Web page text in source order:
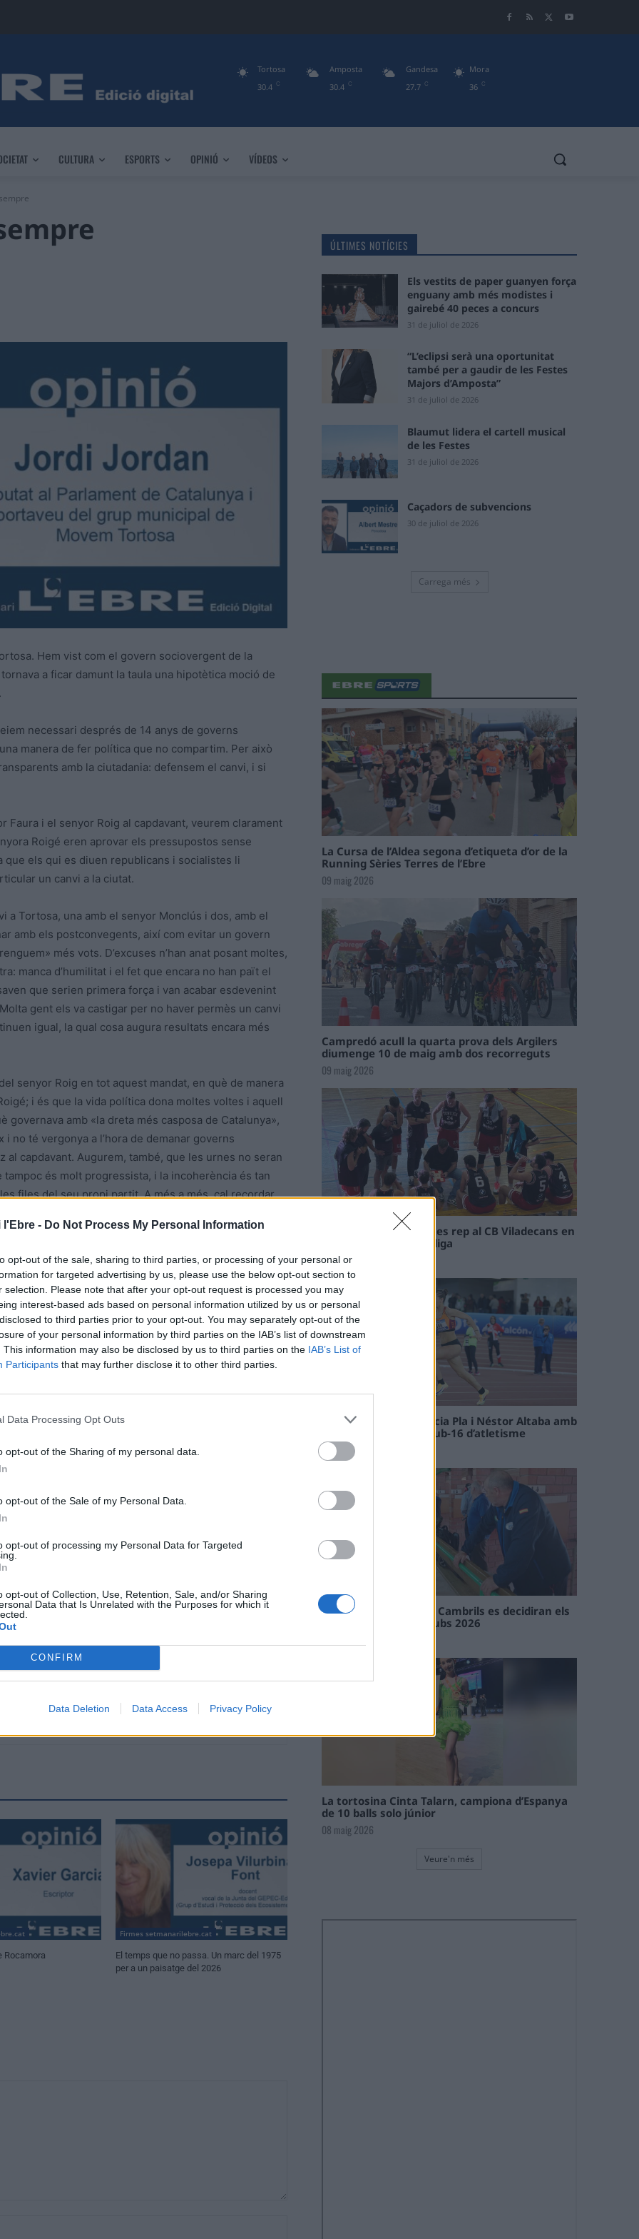
l'Ebre - Do Not Process My Personal Information
opt-out of the sale, sharing to third parties, or processing of your personal or
for targeted advertising by us, please use the below opt-out section to
selection. Please note that after your opt-out request is processed you may
interest-based ads based on personal information utilized by us or personal
to third parties prior to your opt-out. You may separately opt-out of the
of your personal information by third parties on the IAB’s list of downstream
This information may also be disclosed by us to third parties on the IAB’s List of
Participants that may further disclose it to other third parties.
Data Processing Opt Outs
opt-out of the Sharing of my personal data.
opt-out of the Sale of my Personal Data.
opt-out of processing my Personal Data for Targeted
opt-out of Collection, Use, Retention, Sale, and/or Sharing
Data that Is Unrelated with the Purposes for which it
CONFIRM
Data Deletion Data Access Privacy Policy
30.4 C
Tortosa
30.4 C
Amposta
27.7 C
Gandesa
36 C
Mora
CULTURA ESPORTS OPINIÓ VÍDEOS
Hem vist com el govern sociovergent de la
a ficar damunt la taula una hipotètica moció de
necessari després de 14 anys de governs
manera de fer política que no compartim. Per això
amb la ciutadania: defensem el canvi, i si
Faura i el senyor Roig al capdavant, veurem clarament
Roigé eren aprovar els pressupostos sense
que els qui es diuen republicans i socialistes li
un canvi a la ciutat.
a Tortosa, una amb el senyor Monclús i dos, amb el
amb els postconvegents, així com evitar un govern
més vots. D’excuses n’han anat posant moltes,
manca d’humilitat i el fet que encara no han paït el
que serien primera força i van acabar esdevenint
gent els va castigar per no haver permès un canvi
igual, la qual cosa augura resultats encara més
senyor Roig en tot aquest mandat, en què de manera
i és que la vida política dona moltes voltes i aquell
governava amb «la dreta més casposa de Catalunya»,
i no té vergonya a l’hora de demanar governs
al capdavant. Augurem, també, que les urnes no seran
és molt progressista, i la incoherència és tan
files del seu propi partit. A més a més, cal recordar
quan es van recollir els pitjors resultats dels
de totes les maneres possibles als postconvergents,
campanya, un canvi que no es durà a terme per
amb la ciutadania. Però a Movem Tortosa sabem
lluny. Som l’única força que no para de créixer a les
i humilment, però amb determinació, estem
encara més força per aconseguir definitivament el
d’amagat pugui aturar més.
Article següent
Rocamora
Firmes setmanarilebre.cat
El temps que no passa. Un marc del 1975
per a un paisatge del 2026
ÚLTIMES NOTÍCIES
Els vestits de paper guanyen força
enguany amb més modistes i
gairebé 40 peces a concurs
31 de juliol de 2026
“L’eclipsi serà una oportunitat
també per a gaudir de les Festes
Majors d’Amposta”
31 de juliol de 2026
Blaumut lidera el cartell musical
de les Festes
31 de juliol de 2026
Caçadors de subvencions
30 de juliol de 2026
Carrega més
La Cursa de l’Aldea segona d’etiqueta d’or de la
Running Sèries Terres de l’Ebre
09 maig 2026
Campredó acull la quarta prova dels Argilers
diumenge 10 de maig amb dos recorreguts
09 maig 2026
El Cantaires amb baixes rep al CB Viladecans en
el tram decisiu de la lliga
09 maig 2026
Paula Sintorres, Patrícia Pla i Néstor Altaba amb
la selecció catalana sub-16 d’atletisme
08 maig 2026
En les tirades de Flix i Cambrils es decidiran els
campions de l’Interclubs 2026
La tortosina Cinta Talarn, campiona d’Espanya
de 10 balls solo júnior
08 maig 2026
Veure'n més